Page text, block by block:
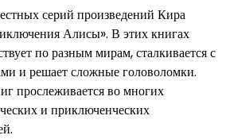
серий произведений Кира
Алисы». В этих книгах
по разным мирам, сталкивается с
и решает сложные головоломки.
прослеживается во многих
и приключенческих